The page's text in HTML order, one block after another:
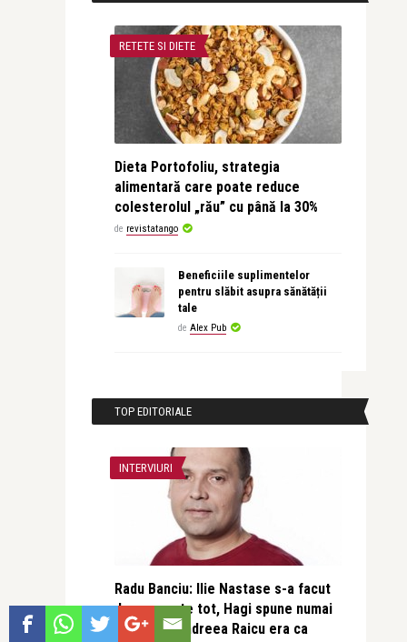
RETETE SI DIETE
Dieta Portofoliu, strategia
alimentară care poate reduce
colesterolul „rău” cu până la 30%
de revistatango
Beneficiile suplimentelor
pentru slăbit asupra sănătății
tale
de Alex Pub
TOP EDITORIALE
INTERVIURI
Radu Banciu: Ilie Nastase s-a facut
de ras peste tot, Hagi spune numai
tampenii, Andreea Raicu era ca